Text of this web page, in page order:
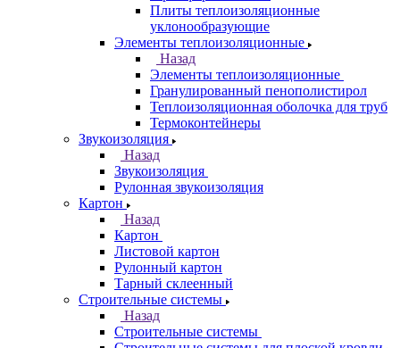
Плиты теплоизоляционные
уклонообразующие
Элементы теплоизоляционные
Назад
Элементы теплоизоляционные
Гранулированный пенополистирол
Теплоизоляционная оболочка для труб
Термоконтейнеры
Звукоизоляция
Назад
Звукоизоляция
Рулонная звукоизоляция
Картон
Назад
Картон
Листовой картон
Рулонный картон
Тарный склеенный
Строительные системы
Назад
Строительные системы